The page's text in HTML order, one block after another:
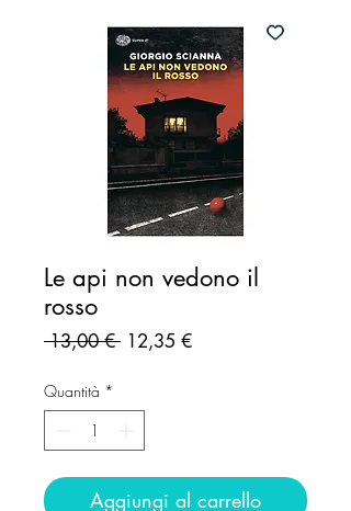
Le api non vedono il
rosso
13,00 € Prezzo
12,35 €Prezzo
Quantità *
Aggiungi al carrello